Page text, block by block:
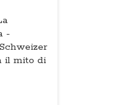
-
il mito di